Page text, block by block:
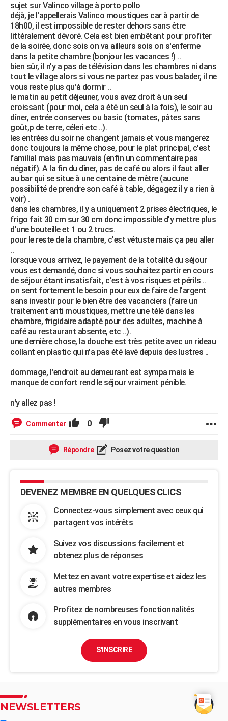
sujet sur Valinco village à porto pollo
déjà, je l'appellerais Valinco moustiques car à partir de
18h00, il est impossible de rester dehors sans être
littéralement dévoré. Cela est bien embêtant pour profiter
de la soirée, donc sois on va ailleurs sois on s'enferme
dans la petite chambre (bonjour les vacances !) ..
bien sûr, il n'y a pas de télévision dans les chambres ni dans
tout le village alors si vous ne partez pas vous balader, il ne
vous reste plus qu'à dormir ..
le matin au petit déjeuner, vous avez droit à un seul
croissant (pour moi, cela a été un seul à la fois), le soir au
dîner, entrée conserves ou basic (tomates, pâtes sans
goût,p de terre, céleri etc ..).
les entrées du soir ne changent jamais et vous mangerez
donc toujours la même chose, pour le plat principal, c'est
familial mais pas mauvais (enfin un commentaire pas
négatif). A la fin du dîner, pas de café ou alors il faut aller
au bar qui se situe à une centaine de mètre (aucune
possibilité de prendre son café à table, dégagez il y a rien à
voir) .
dans les chambres, il y a uniquement 2 prises électriques, le
frigo fait 30 cm sur 30 cm donc impossible d'y mettre plus
d'une bouteille et 1 ou 2 trucs.
pour le reste de la chambre, c'est vétuste mais ça peu aller
..
lorsque vous arrivez, le payement de la totalité du séjour
vous est demandé, donc si vous souhaitez partir en cours
de séjour étant insatisfait, c'est à vos risques et périls ..
on sent fortement le besoin pour eux de faire de l'argent
sans investir pour le bien être des vacanciers (faire un
traitement anti moustiques, mettre une télé dans les
chambre, frigidaire adapté pour des adultes, machine à
café au restaurant absente, etc ..).
une dernière chose, la douche est très petite avec un rideau
collant en plastic qui n'a pas été lavé depuis des lustres ..
dommage, l'endroit au demeurant est sympa mais le
manque de confort rend le séjour vraiment pénible.
n'y allez pas !
Commenter 0
Répondre Posez votre question
DEVENEZ MEMBRE EN QUELQUES CLICS
Connectez-vous simplement avec ceux qui
partagent vos intérêts
Suivez vos discussions facilement et
obtenez plus de réponses
Mettez en avant votre expertise et aidez les
autres membres
Profitez de nombreuses fonctionnalités
supplémentaires en vous inscrivant
S'INSCRIRE
NEWSLETTERS